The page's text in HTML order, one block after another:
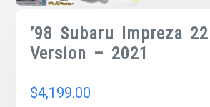
’98 Subaru Impreza
Version – 2021
$4,199.00